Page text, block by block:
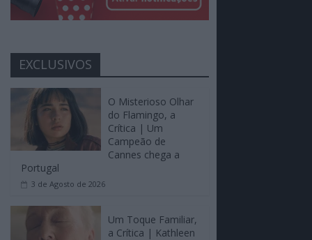
EXCLUSIVOS
O Misterioso Olhar
do Flamingo, a
Crítica | Um
Campeão de
Cannes chega a
Portugal
3 de Agosto de 2026
Um Toque Familiar,
a Crítica | Kathleen